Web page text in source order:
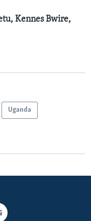
Kennes Bwire,
Uganda